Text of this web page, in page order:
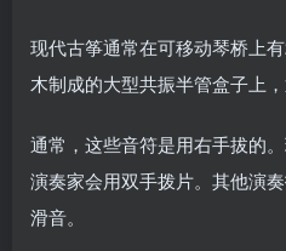
现代古筝通常在可移动琴桥上
木制成的大型共振半管盒子上，
通常，这些音符是用右手拔的
演奏家会用双手拨片。其他演
滑音。